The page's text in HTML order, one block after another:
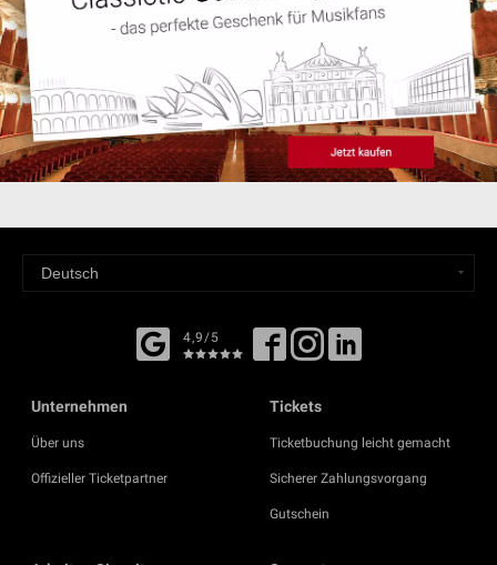
4,9/5
Unternehmen
Über uns
Offizieller Ticketpartner
Tickets
Ticketbuchung leicht gemacht
Sicherer Zahlungsvorgang
Gutschein